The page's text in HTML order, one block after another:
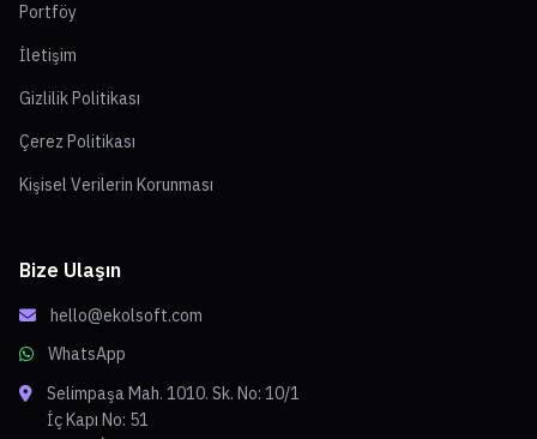
Portföy
İletişim
Gizlilik Politikası
Çerez Politikası
Kişisel Verilerin Korunması
Bize Ulaşın
hello@ekolsoft.com
WhatsApp
Selimpaşa Mah. 1010. Sk. No: 10/1
İç Kapı No: 51